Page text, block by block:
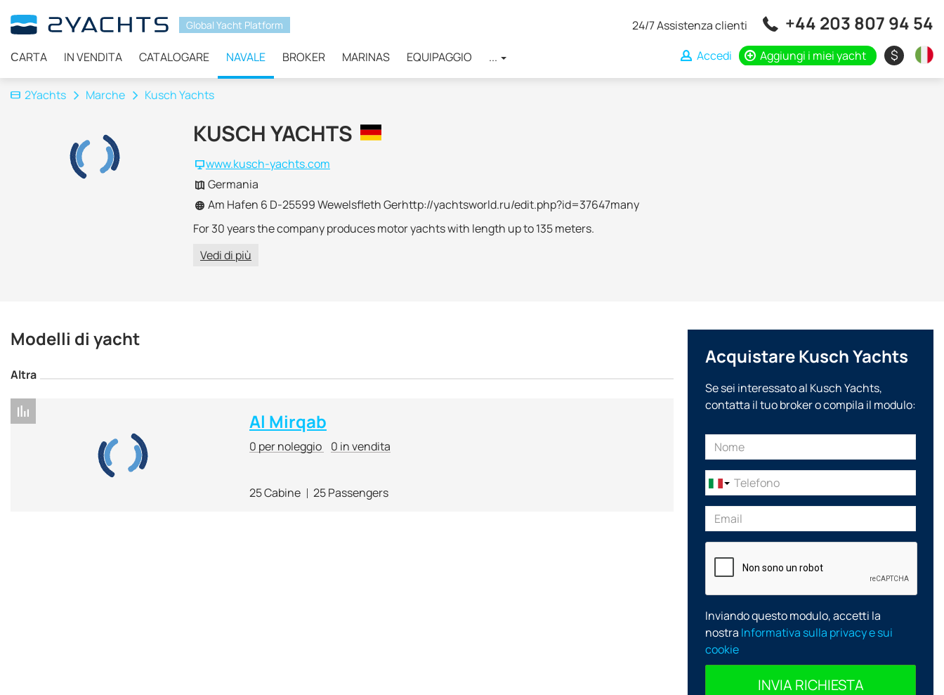
Global Yacht Platform
СARTA IN VENDITA CATALOGARE NAVALE BROKER MARINAS EQUIPAGGIO ...
24/7 Assistenza clienti +44 203 807 94 54
Accedi Aggiungi i miei yacht $
2Yachts Marche Kusch Yachts
KUSCH YACHTS
www.kusch-yachts.com
Germania
Am Hafen 6 D-25599 Wewelsfleth Gerhttp://yachtsworld.ru/edit.php?id=37647many
For 30 years the company produces motor yachts with length up to 135 meters.
Vedi di più
Modelli di yacht
Altra
Al Mirqab
0 per noleggio 0 in vendita
25 Cabine 25 Passengers
Acquistare Kusch Yachts
Se sei interessato al Kusch Yachts,
contatta il tuo broker o compila il modulo:
Inviando questo modulo, accetti la
nostra Informativa sulla privacy e sui
cookie
INVIA RICHIESTA